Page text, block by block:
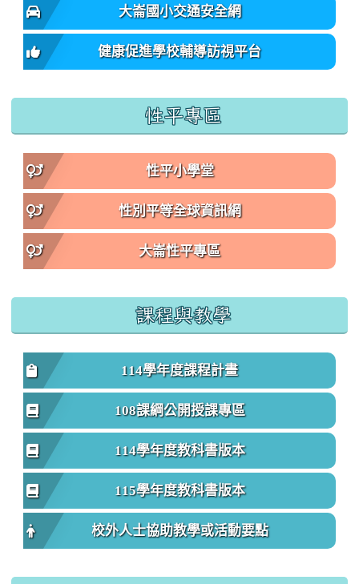
大崙國小交通安全網
健康促進學校輔導訪視平台
性平專區
性平小學堂
性別平等全球資訊網
大崙性平專區
課程與教學
114學年度課程計畫
108課綱公開授課專區
114學年度教科書版本
115學年度教科書版本
校外人士協助教學或活動要點